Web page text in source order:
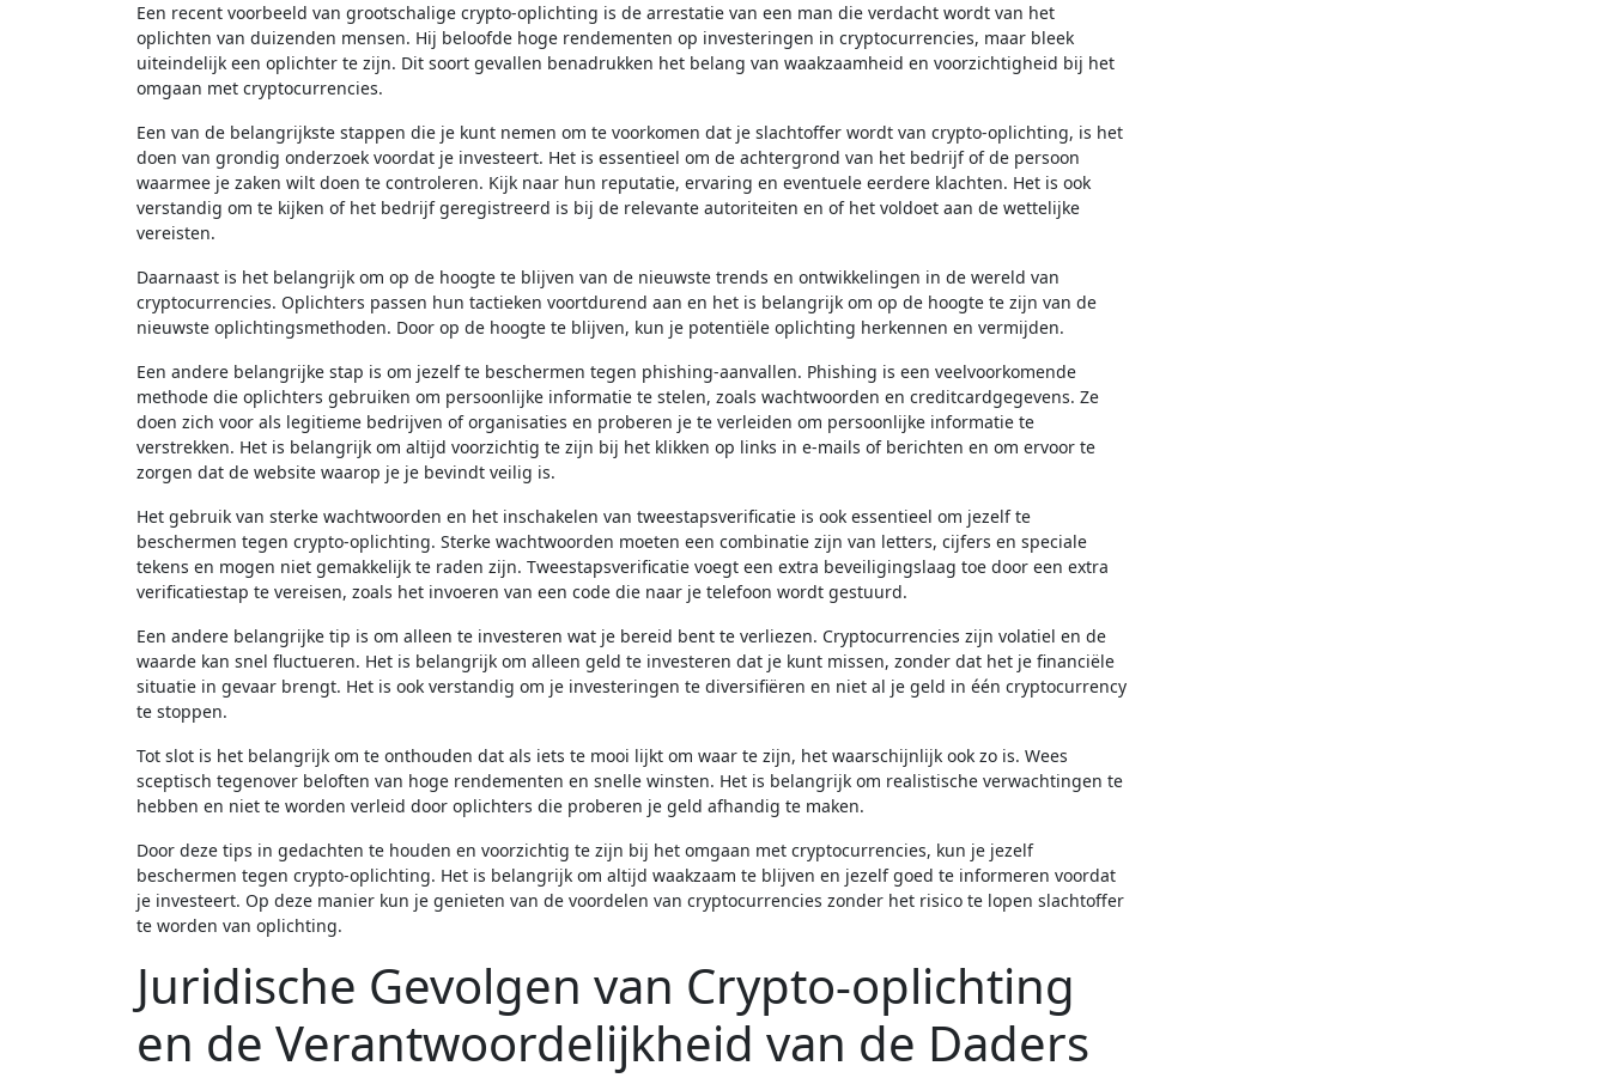
Een recent voorbeeld van grootschalige crypto-oplichting is de arrestatie van een man die verdacht wordt van het
oplichten van duizenden mensen. Hij beloofde hoge rendementen op investeringen in cryptocurrencies, maar bleek
uiteindelijk een oplichter te zijn. Dit soort gevallen benadrukken het belang van waakzaamheid en voorzichtigheid bij het
omgaan met cryptocurrencies.
Een van de belangrijkste stappen die je kunt nemen om te voorkomen dat je slachtoffer wordt van crypto-oplichting, is het
doen van grondig onderzoek voordat je investeert. Het is essentieel om de achtergrond van het bedrijf of de persoon
waarmee je zaken wilt doen te controleren. Kijk naar hun reputatie, ervaring en eventuele eerdere klachten. Het is ook
verstandig om te kijken of het bedrijf geregistreerd is bij de relevante autoriteiten en of het voldoet aan de wettelijke
vereisten.
Daarnaast is het belangrijk om op de hoogte te blijven van de nieuwste trends en ontwikkelingen in de wereld van
cryptocurrencies. Oplichters passen hun tactieken voortdurend aan en het is belangrijk om op de hoogte te zijn van de
nieuwste oplichtingsmethoden. Door op de hoogte te blijven, kun je potentiële oplichting herkennen en vermijden.
Een andere belangrijke stap is om jezelf te beschermen tegen phishing-aanvallen. Phishing is een veelvoorkomende
methode die oplichters gebruiken om persoonlijke informatie te stelen, zoals wachtwoorden en creditcardgegevens. Ze
doen zich voor als legitieme bedrijven of organisaties en proberen je te verleiden om persoonlijke informatie te
verstrekken. Het is belangrijk om altijd voorzichtig te zijn bij het klikken op links in e-mails of berichten en om ervoor te
zorgen dat de website waarop je je bevindt veilig is.
Het gebruik van sterke wachtwoorden en het inschakelen van tweestapsverificatie is ook essentieel om jezelf te
beschermen tegen crypto-oplichting. Sterke wachtwoorden moeten een combinatie zijn van letters, cijfers en speciale
tekens en mogen niet gemakkelijk te raden zijn. Tweestapsverificatie voegt een extra beveiligingslaag toe door een extra
verificatiestap te vereisen, zoals het invoeren van een code die naar je telefoon wordt gestuurd.
Een andere belangrijke tip is om alleen te investeren wat je bereid bent te verliezen. Cryptocurrencies zijn volatiel en de
waarde kan snel fluctueren. Het is belangrijk om alleen geld te investeren dat je kunt missen, zonder dat het je financiële
situatie in gevaar brengt. Het is ook verstandig om je investeringen te diversifiëren en niet al je geld in één cryptocurrency
te stoppen.
Tot slot is het belangrijk om te onthouden dat als iets te mooi lijkt om waar te zijn, het waarschijnlijk ook zo is. Wees
sceptisch tegenover beloften van hoge rendementen en snelle winsten. Het is belangrijk om realistische verwachtingen te
hebben en niet te worden verleid door oplichters die proberen je geld afhandig te maken.
Door deze tips in gedachten te houden en voorzichtig te zijn bij het omgaan met cryptocurrencies, kun je jezelf
beschermen tegen crypto-oplichting. Het is belangrijk om altijd waakzaam te blijven en jezelf goed te informeren voordat
je investeert. Op deze manier kun je genieten van de voordelen van cryptocurrencies zonder het risico te lopen slachtoffer
te worden van oplichting.
Juridische Gevolgen van Crypto-oplichting
en de Verantwoordelijkheid van de Daders